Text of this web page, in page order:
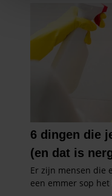
We gebruiken
personaliseren, om
en om ons
informatie over uw
partners voor social
partners kunnen deze
informatie die u aan
verzameld op basis
gaat akkoord met
gebruiken.